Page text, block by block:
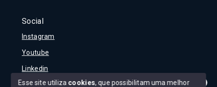
Social
Instagram
Youtube
Linkedin
Esse site utiliza cookies, que possibilitam uma melhor